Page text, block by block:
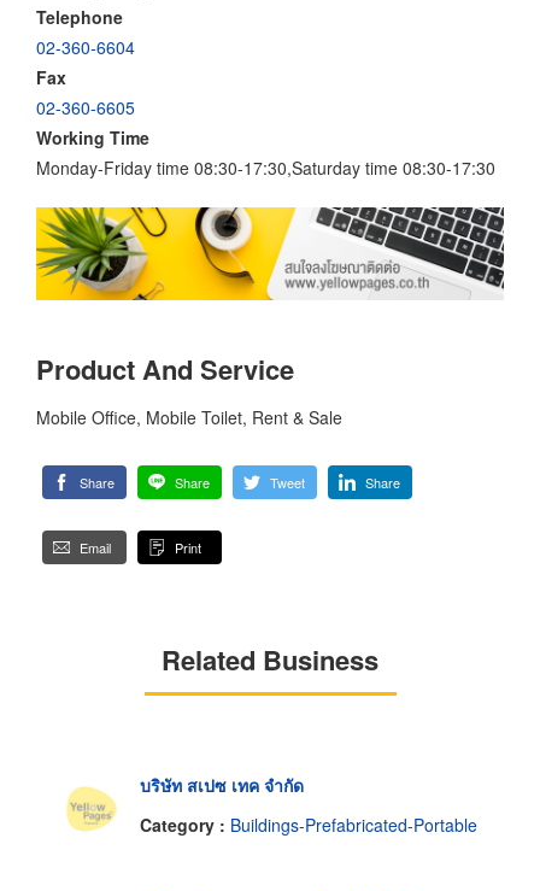
Telephone
02-360-6604
Fax
02-360-6605
Working Time
Monday-Friday time 08:30-17:30,Saturday time 08:30-17:30
Product And Service
Mobile Office, Mobile Toilet, Rent & Sale
Share Share Tweet Share
Email Print
Related Business
บริษัท สเปซ เทค จำกัด
Category : Buildings-Prefabricated-Portable